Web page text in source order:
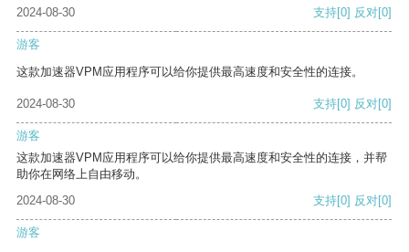
2024-08-30 支持[0] 反对[0]
游客
这款加速器VPM应用程序可以给你提供最高速度和安全性的连接。
2024-08-30 支持[0] 反对[0]
游客
这款加速器VPM应用程序可以给你提供最高速度和安全性的连接，并帮
助你在网络上自由移动。
2024-08-30
支持[0] 反对[0]
游客